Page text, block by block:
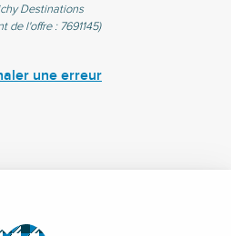
Destinations
de l'offre :7691145)
une erreur